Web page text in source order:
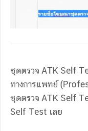
ชุดตรวจ ATK Self
ทางการแพทย์
ชุดตรวจ ATK Self
Self Test เลย